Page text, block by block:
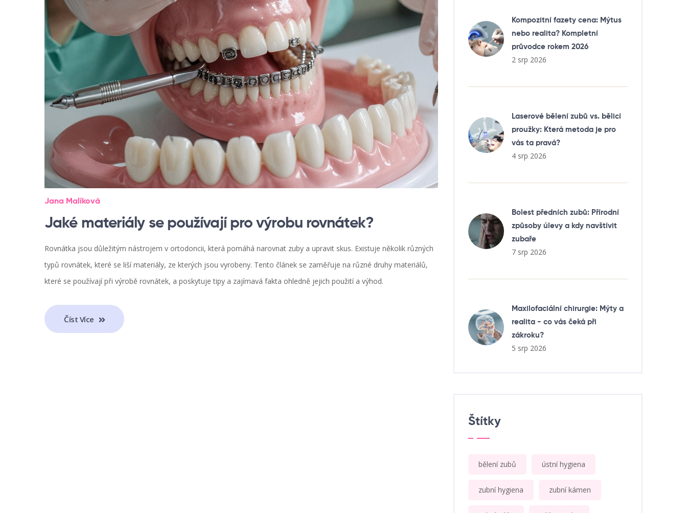
Jana Malíková
Jaké materiály se používají pro výrobu rovnátek?
Rovnátka jsou důležitým nástrojem v ortodoncii, která pomáhá narovnat zuby a upravit skus. Existuje několik různých
typů rovnátek, které se liší materiály, ze kterých jsou vyrobeny. Tento článek se zaměřuje na různé druhy materiálů,
které se používají při výrobě rovnátek, a poskytuje tipy a zajímavá fakta ohledně jejich použití a výhod.
Číst Více
Kompozitní fazety cena: Mýtus
nebo realita? Kompletní
průvodce rokem 2026
2 srp 2026
Laserové bělení zubů vs. bělicí
proužky: Která metoda je pro
vás ta pravá?
4 srp 2026
Bolest předních zubů: Přírodní
způsoby úlevy a kdy navštívit
zubaře
7 srp 2026
Maxilofaciální chirurgie: Mýty a
realita - co vás čeká při
zákroku?
5 srp 2026
Štítky
bělení zubů ústní hygiena
zubní hygiena zubní kámen